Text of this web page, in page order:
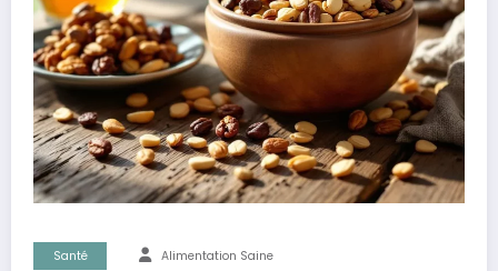
Santé Alimentation Saine